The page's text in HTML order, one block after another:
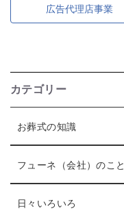
広告代理店事業
カテゴリー
お葬式の知識
ン
ト
リ
フューネ（会社）のこと
日々いろいろ